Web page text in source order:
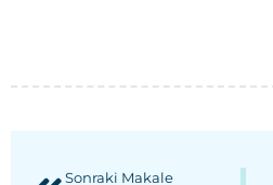
Sonraki Makale